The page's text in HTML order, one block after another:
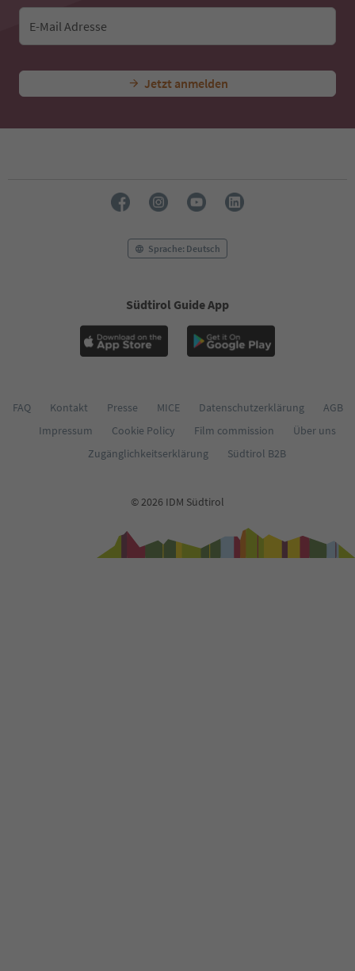
E-Mail Adresse
Jetzt anmelden
Sprache: Deutsch
Südtirol Guide App
FAQ Kontakt Presse MICE Datenschutzerklärung
AGB
Impressum
Cookie Policy Film commission
Über uns
Zugänglichkeitserklärung
Südtirol B2B
© 2026 IDM Südtirol